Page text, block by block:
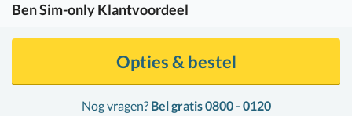
BenSim-only Klantvoordeel
Nog vragen? Bel gratis 0800 - 0120
Opties & bestel